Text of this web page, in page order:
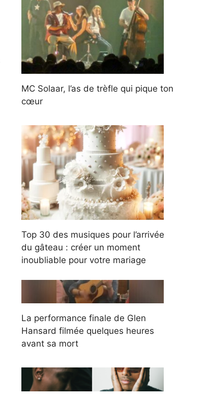
MC Solaar, l’as de trèfle qui pique ton
cœur
Top 30 des musiques pour l’arrivée
du gâteau : créer un moment
inoubliable pour votre mariage
La performance finale de Glen
Hansard filmée quelques heures
avant sa mort